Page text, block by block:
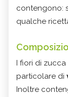
contengono:
qualche
I fiori di
particolare di
Inoltre